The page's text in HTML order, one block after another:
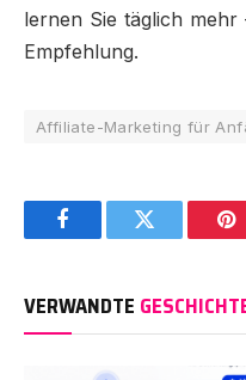
lernen Sie täglich
Empfehlung.
Affiliate-Marketing für
FacebookTwitter
VERWANDTE